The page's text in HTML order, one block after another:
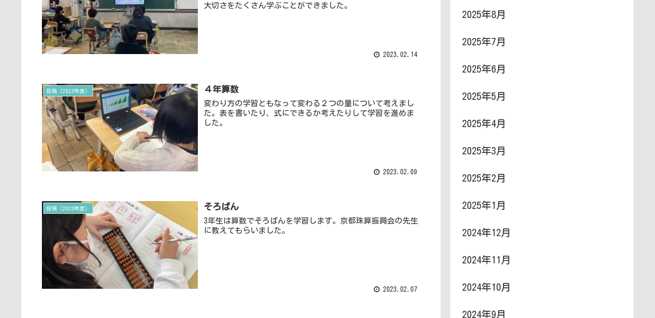
大切さをたくさん学ぶことができました。
2023.02.14
投稿（2023年度） ４年算数
変わり方の学習ともなって変わる２つの量について考えまし
た。表を書いたり、式にできるか考えたりして学習を進めま
した。
2023.02.09
投稿（2023年度） そろばん
3年生は算数でそろばんを学習します。京都珠算振興会の先生
に教えてもらいました。
2023.02.07
2025年8月
2025年7月
2025年6月
2025年5月
2025年4月
2025年3月
2025年2月
2025年1月
2024年12月
2024年11月
2024年10月
2024年9月